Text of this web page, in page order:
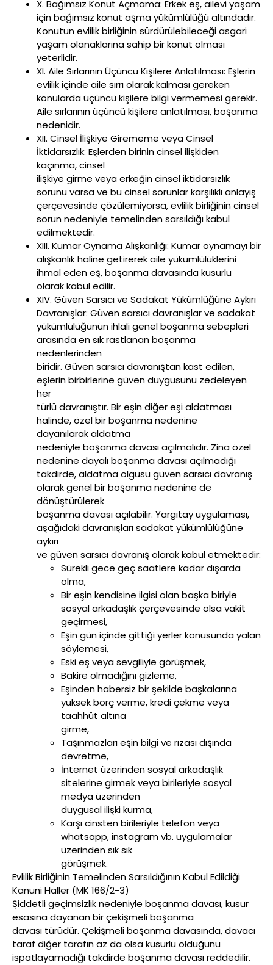
X. Bağımsız Konut Açmama: Erkek eş, ailevi yaşam
için bağımsız konut aşma yükümlülüğü altındadır.
Konutun evlilik birliğinin sürdürülebileceği asgari
yaşam olanaklarına sahip bir konut olması
yeterlidir.
XI. Aile Sırlarının Üçüncü Kişilere Anlatılması: Eşlerin
evlilik içinde aile sırrı olarak kalması gereken
konularda üçüncü kişilere bilgi vermemesi gerekir.
Aile sırlarının üçüncü kişilere anlatılması, boşanma
nedenidir.
XII. Cinsel İlişkiye Girememe veya Cinsel
İktidarsızlık: Eşlerden birinin cinsel ilişkiden
kaçınma, cinsel
ilişkiye girme veya erkeğin cinsel iktidarsızlık
sorunu varsa ve bu cinsel sorunlar karşılıklı anlayış
çerçevesinde çözülemiyorsa, evlilik birliğinin cinsel
sorun nedeniyle temelinden sarsıldığı kabul
edilmektedir.
XIII. Kumar Oynama Alışkanlığı: Kumar oynamayı bir
alışkanlık haline getirerek aile yükümlülüklerini
ihmal eden eş, boşanma davasında kusurlu
olarak kabul edilir.
XIV. Güven Sarsıcı ve Sadakat Yükümlüğüne Aykırı
Davranışlar: Güven sarsıcı davranışlar ve sadakat
yükümlülüğünün ihlali genel boşanma sebepleri
arasında en sık rastlanan boşanma
nedenlerinden
biridir. Güven sarsıcı davranıştan kast edilen,
eşlerin birbirlerine güven duygusunu zedeleyen
her
türlü davranıştır. Bir eşin diğer eşi aldatması
halinde, özel bir boşanma nedenine
dayanılarak aldatma
nedeniyle boşanma davası açılmalıdır. Zina özel
nedenine dayalı boşanma davası açılmadığı
takdirde, aldatma olgusu güven sarsıcı davranış
olarak genel bir boşanma nedenine de
dönüştürülerek
boşanma davası açılabilir. Yargıtay uygulaması,
aşağıdaki davranışları sadakat yükümlülüğüne
aykırı
ve güven sarsıcı davranış olarak kabul etmektedir:
Sürekli gece geç saatlere kadar dışarda
olma,
Bir eşin kendisine ilgisi olan başka biriyle
sosyal arkadaşlık çerçevesinde olsa vakit
geçirmesi,
Eşin gün içinde gittiği yerler konusunda yalan
söylemesi,
Eski eş veya sevgiliyle görüşmek,
Bakire olmadığını gizleme,
Eşinden habersiz bir şekilde başkalarına
yüksek borç verme, kredi çekme veya
taahhüt altına
girme,
Taşınmazları eşin bilgi ve rızası dışında
devretme,
İnternet üzerinden sosyal arkadaşlık
sitelerine girmek veya birileriyle sosyal
medya üzerinden
duygusal ilişki kurma,
Karşı cinsten birileriyle telefon veya
whatsapp, instagram vb. uygulamalar
üzerinden sık sık
görüşmek.
Evlilik Birliğinin Temelinden Sarsıldığının Kabul Edildiği
Kanuni Haller (MK 166/2-3)
Şiddetli geçimsizlik nedeniyle boşanma davası, kusur
esasına dayanan bir çekişmeli boşanma
davası türüdür. Çekişmeli boşanma davasında, davacı
taraf diğer tarafın az da olsa kusurlu olduğunu
ispatlayamadığı takdirde boşanma davası reddedilir.